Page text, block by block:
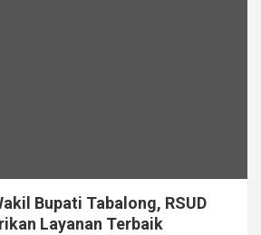
Bupati Tabalong, RSUD
Layanan Terbaik